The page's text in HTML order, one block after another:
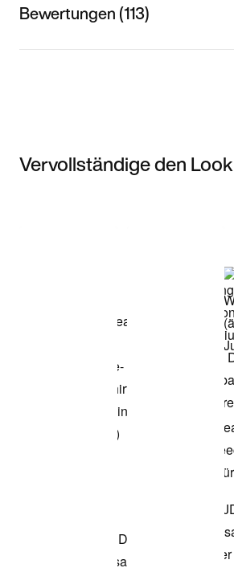
Bewertungen (113)
Vervollständige den Look